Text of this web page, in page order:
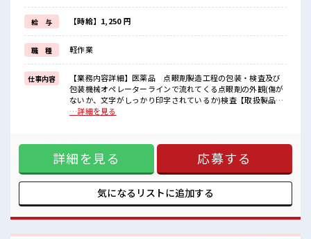
週末は家族や友人と一緒にプライベート満喫！
≪髪色自由で自分らしく働く≫
明るすぎたり奇抜でなければ基本的に自由！
(規定有)≪動きやすい制服アリ≫
制服があるので、
毎日の服装の悩み解消♪
≪様々なお仕事をご提案≫
一人で悩まず気軽に相談できる、
派遣のお仕事です！
派手すぎなければ多少のヘアカラーもOKなのはウレシイPoint☆
休憩室で自分タイム！
のんびりスマホチェック♪
給 与 【時給】1,250 円
職 種 軽作業
仕事内容
【業務内容詳細】医薬品 点眼剤製造工程の包装・検査及び
包装機械オペレーターラインで流れてくる点眼剤の外観(傷が
ないか、文字がしっかり印字されているか)検査【取扱製品情
報】薬局に売られている軟膏剤、点眼剤 ■お仕事PR ≪NO残
きやすい職場≫ もちろん男性の応募も歓迎ですよ！ ≪週休2
日制≫ 週末は家族や友人と一緒にプライベート満喫！ ≪髪色
自由で自分らしく働く≫ 明るすぎたり奇抜でなければ基本的
に自由！ (規定有)≪動きやすい制服アリ≫ 制服があるので、
毎日の服装の悩み解消♪ ≪様々なお仕事をご提案≫ 一人で悩
まず気軽に相談できる、 派遣のお仕事です！ ■職場の雰囲気
少のヘアカラーもOKなのはウレシイPoint☆ 休憩室で自分タ
イム！ のんびりスマホチェック♪
…詳細を見る
詳細を見る 応募する
気になるリストに追加する